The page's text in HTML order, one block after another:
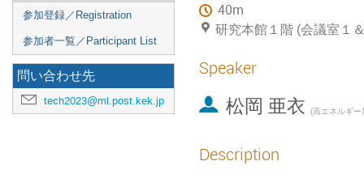
参加登録／Registration
参加者一覧／Participant List
問い合わせ先
tech2023@ml.post.kek.jp
40m
研究本館１階 (会議室１
Speaker
松岡 亜衣 (高エネルギー加速器研究機構 物
Description